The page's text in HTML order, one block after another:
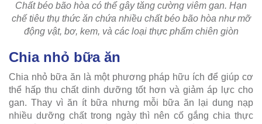
Chất béo bão hòa có thể gây tăng cường viêm gan. Hạn
chế tiêu thụ thức ăn chứa nhiều chất béo bão hòa như mỡ
động vật, bơ, kem, và các loại thực phẩm chiên giòn
Chia nhỏ bữa ăn
Chia nhỏ bữa ăn là một phương pháp hữu ích để giúp cơ
thể hấp thu chất dinh dưỡng tốt hơn và giảm áp lực cho
gan. Thay vì ăn ít bữa nhưng mỗi bữa ăn lại dung nạp
nhiều dưỡng chất trong ngày thì nên cố gắng chia thực